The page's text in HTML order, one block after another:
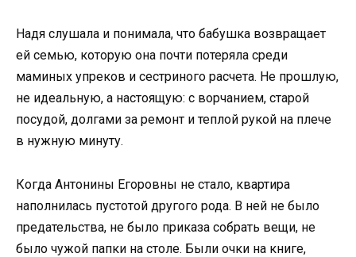
Надя слушала и понимала, что бабушка возвращает
ей семью, которую она почти потеряла среди
маминых упреков и сестриного расчета. Не прошлую,
не идеальную, а настоящую: с ворчанием, старой
посудой, долгами за ремонт и теплой рукой на плече
в нужную минуту.
Когда Антонины Егоровны не стало, квартира
наполнилась пустотой другого рода. В ней не было
предательства, не было приказа собрать вещи, не
было чужой папки на столе. Были очки на книге,